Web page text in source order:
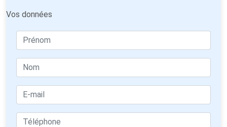
Vos données